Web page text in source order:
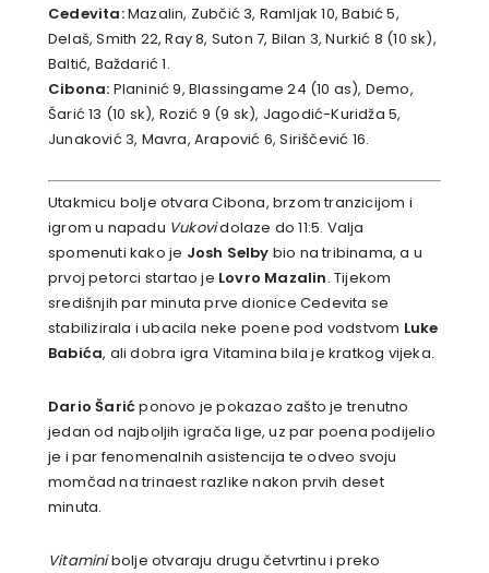
Cedevita:Mazalin, Zubčić 3, Ramljak 10, Babić 5,
Delaš, Smith 22, Ray 8, Suton 7, Bilan 3, Nurkić 8 (10 sk),
Baltić, Baždarić 1.
Cibona: Planinić 9, Blassingame 24 (10 as), Demo,
Šarić 13 (10 sk), Rozić 9 (9 sk), Jagodić-Kuridža 5,
Junaković 3, Mavra, Arapović 6, Siriščević 16.
Utakmicu bolje otvara Cibona, brzom tranzicijom i
igrom u napadu Vukovidolaze do 11:5. Valja
spomenuti kako je Josh Selby bio na tribinama, a u
prvoj petorci startao je Lovro Mazalin. Tijekom
središnjih par minuta prve dionice Cedevita se
stabilizirala i ubacila neke poene pod vodstvom Luke
Babića, ali dobra igra Vitamina bila je kratkog vijeka.
Dario Šarićponovo je pokazao zašto je trenutno
jedan od najboljih igrača lige, uz par poena podijelio
je i par fenomenalnih asistencija te odveo svoju
momčad na trinaest razlike nakon prvih deset
minuta.
Vitaminibolje otvaraju drugu četvrtinu i preko